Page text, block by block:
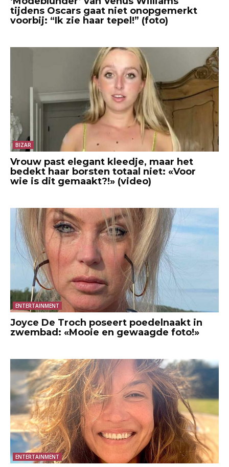
tijdens Oscars gaat niet onopgemerkt
voorbij: “Ik zie haar tepel!” (foto)
BIZAR
Vrouw past elegant kleedje, maar het
bedekt haar borsten totaal niet: «Voor
wie is dit gemaakt?!» (video)
ENTERTAINMENT
Joyce De Troch poseert poedelnaakt in
zwembad: «Mooie en gewaagde foto!»
ENTERTAINMENT